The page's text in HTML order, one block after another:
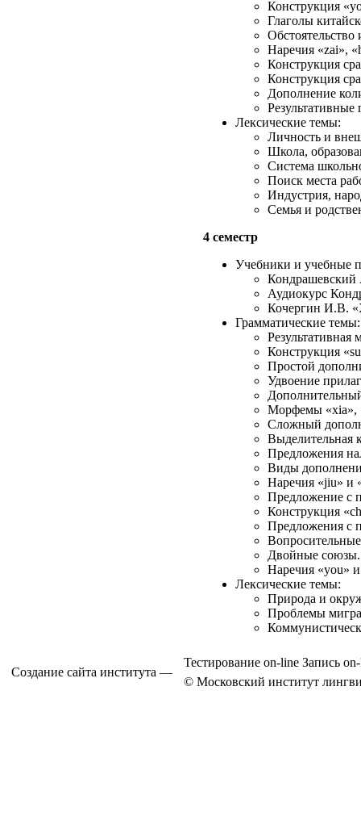
Конструкция
Глаголы
Обстоятельство
Наречия «zai»,
Конструкция
Конструкция
Дополнение
Результативные
Лексические темы:
Личность и
Школа,
Система
Поиск места
Индустрия,
Семья и
4 семестр
Учебники и учебные
Кондрашевский
Аудиокурс
Кочергин И.В.
Грамматические темы:
Результативная
Конструкция
Простой
Удвоение
Морфемы «xia»,
Сложный
Выделительная
Предложения
Виды
Наречия «jiu» и
Предложение с
Конструкция
Предложения с
Двойные союзы.
Наречия «you»
Лексические темы:
Природа и
Проблемы
Создание сайта института —
Тестирование on-line Запись
© Московский институт